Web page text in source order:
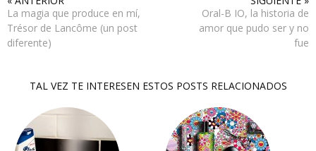
La magia que produce en mí,
Trésor de Lancôme (un post
diferente)
Oral-B IO, la historia de
amor que pudo ser y no
fue
TAL VEZ TE INTERESEN ESTOS POSTS RELACIONADOS